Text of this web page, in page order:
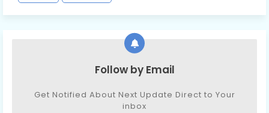
Follow by Email
Get Notified About Next Update Direct to Your
inbox